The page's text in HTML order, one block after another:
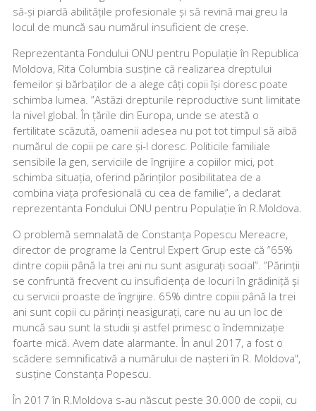
să-și piardă abilitățile profesionale și să revină mai greu la
locul de muncă sau numărul insuficient de creșe.
Reprezentanta Fondului ONU pentru Populație în Republica
Moldova, Rita Columbia susține că realizarea dreptului
femeilor și bărbaților de a alege câți copii își doresc poate
schimba lumea. ”Astăzi drepturile reproductive sunt limitate
la nivel global. În țările din Europa, unde se atestă o
fertilitate scăzută, oamenii adesea nu pot tot timpul să aibă
numărul de copii pe care și-l doresc. Politicile familiale
sensibile la gen, serviciile de îngrijire a copiilor mici, pot
schimba situația, oferind părinților posibilitatea de a
combina viața profesională cu cea de familie”, a declarat
reprezentanta Fondului ONU pentru Populație în R.Moldova.
O problemă semnalată de Constanța Popescu Mereacre,
director de programe la Centrul Expert Grup este că ”65%
dintre copiii până la trei ani nu sunt asigurați social”. ”Părinții
se confruntă frecvent cu insuficiența de locuri în grădiniță și
cu servicii proaste de îngrijire. 65% dintre copiii până la trei
ani sunt copii cu părinți neasigurați, care nu au un loc de
muncă sau sunt la studii și astfel primesc o îndemnizație
foarte mică. Avem date alarmante. În anul 2017, a fost o
scădere semnificativă a numărului de nașteri în R. Moldova",
susține Constanța Popescu.
În 2017 în R.Moldova s-au născut peste 30.000 de copii, cu